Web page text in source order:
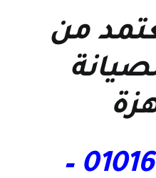
من
01016002740 –